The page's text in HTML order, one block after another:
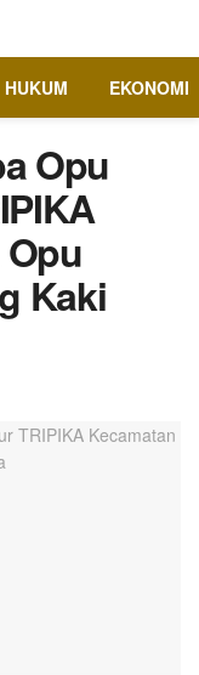
HUKUM EKONOMI
Opu
Kaki